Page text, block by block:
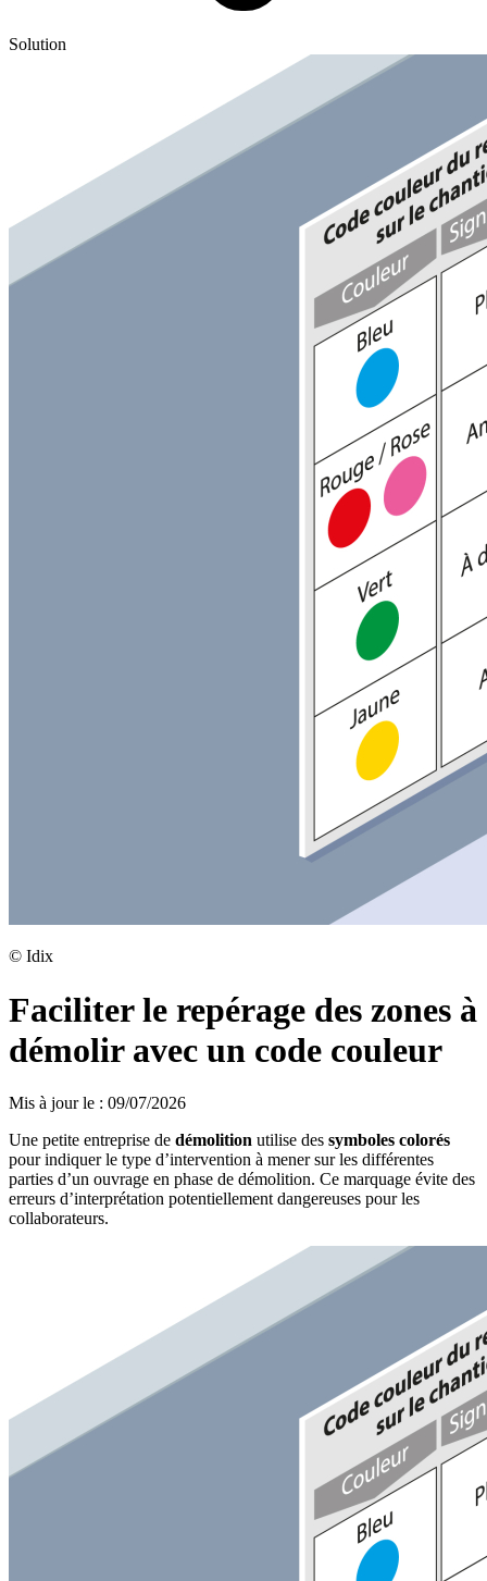
Solution
© Idix
Faciliter le repérage des zones à
démolir avec un code couleur
Mis à jour le : 09/07/2026
Une petite entreprise de démolition utilise des symboles colorés
pour indiquer le type d’intervention à mener sur les différentes
parties d’un ouvrage en phase de démolition. Ce marquage évite des
erreurs d’interprétation potentiellement dangereuses pour les
collaborateurs.